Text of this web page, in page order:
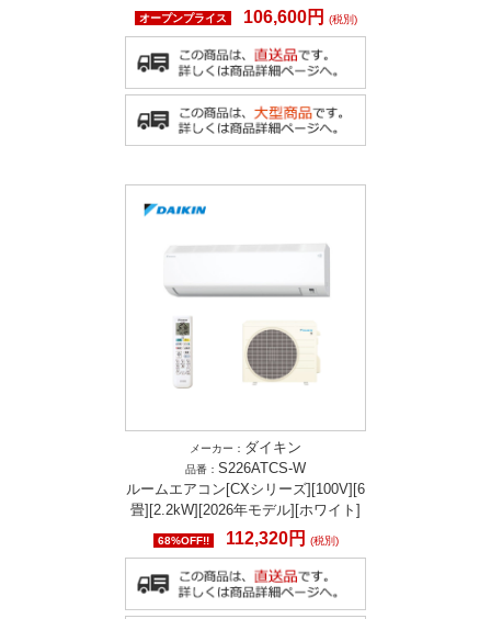
オープンプライス 106,600円 (税別)
メーカー： ダイキン
品番： S226ATCS-W
ルームエアコン[CXシリーズ][100V][6
畳][2.2kW][2026年モデル][ホワイト]
68%OFF!! 112,320円 (税別)